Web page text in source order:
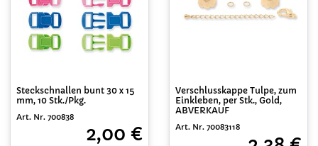
Steckschnallen bunt 30 x 15
mm, 10 Stk./Pkg.
Art. Nr. 700838
2,00 €
Verschlusskappe Tulpe, zum
Einkleben, per Stk., Gold,
ABVERKAUF
Art. Nr. 70083118